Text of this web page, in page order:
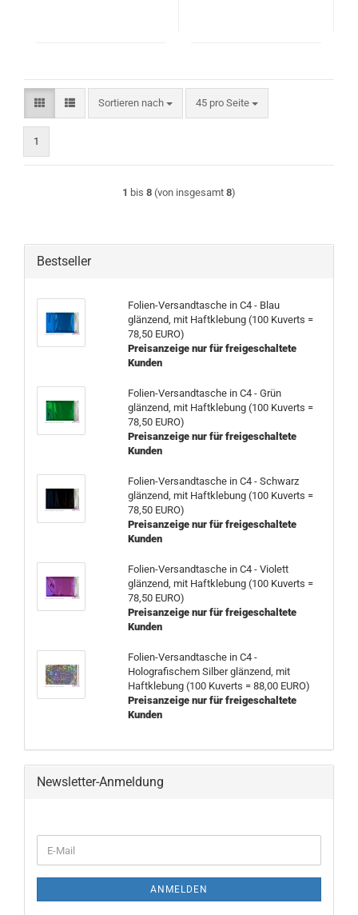
Sortieren nach
Sortieren nach 45 pro Seite
pro Seite
1
1 bis 8 (von insgesamt 8)
Bestseller
Folien-Versandtasche in C4 - Blau
glänzend, mit Haftklebung (100 Kuverts =
78,50 EURO)
Preisanzeige nur für freigeschaltete
Kunden
Folien-Versandtasche in C4 - Grün
glänzend, mit Haftklebung (100 Kuverts =
78,50 EURO)
Preisanzeige nur für freigeschaltete
Kunden
Folien-Versandtasche in C4 - Schwarz
glänzend, mit Haftklebung (100 Kuverts =
78,50 EURO)
Preisanzeige nur für freigeschaltete
Kunden
Folien-Versandtasche in C4 - Violett
glänzend, mit Haftklebung (100 Kuverts =
78,50 EURO)
Preisanzeige nur für freigeschaltete
Kunden
Folien-Versandtasche in C4 -
Holografischem Silber glänzend, mit
Haftklebung (100 Kuverts = 88,00 EURO)
Preisanzeige nur für freigeschaltete
Kunden
Newsletter-Anmeldung
ZUR
E-
Mail
ANMELDEN